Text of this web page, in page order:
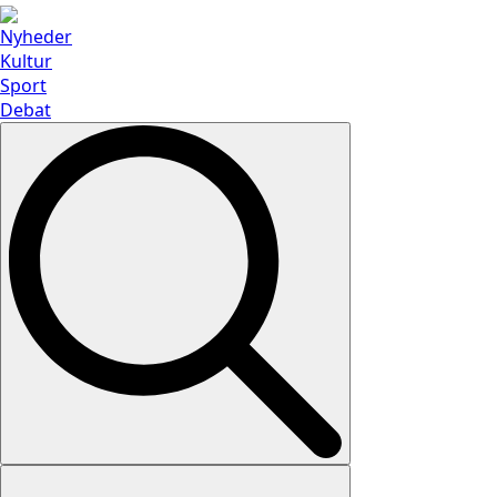
Nyheder
Kultur
Sport
Debat
Search